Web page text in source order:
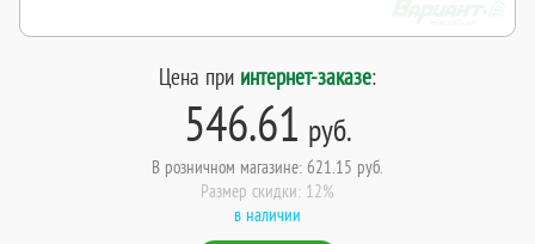
Цена при интернет-заказе:
546.61 руб.
В розничном магазине: 621.15 руб.
Размер скидки: 12%
в наличии